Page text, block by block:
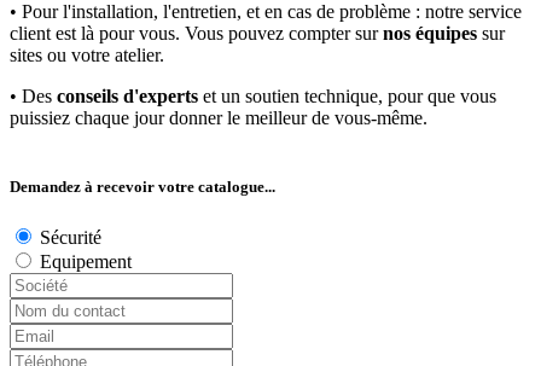
• Pour l'installation, l'entretien, et en cas de problème : notre service
client est là pour vous. Vous pouvez compter surnos équipes sur
sites ou votre atelier.
• Des conseils d'experts et un soutien technique, pour que vous
puissiez chaque jour donner le meilleur de vous-même.
Demandez à recevoir votre catalogue...
Sécurité
Equipement